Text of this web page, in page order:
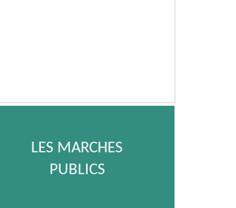
LES MARCHES
PUBLICS